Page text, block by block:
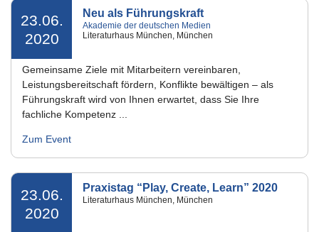
23.06.
2020
Neu als Führungskraft
Akademie der deutschen Medien
Literaturhaus München, München
Gemeinsame Ziele mit Mitarbeitern vereinbaren,
Leistungsbereitschaft fördern, Konflikte bewältigen – als
Führungskraft wird von Ihnen erwartet, dass Sie Ihre
fachliche Kompetenz ...
Zum Event
23.06.
2020
Praxistag “Play, Create, Learn” 2020
Literaturhaus München, München